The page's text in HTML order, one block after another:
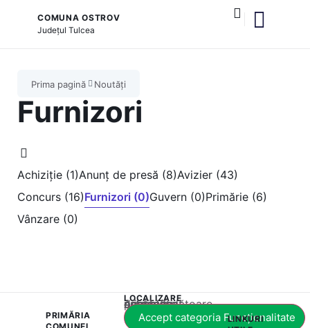
COMUNA OSTROV
JudețulTulcea
Prima pagină Noutăți
Furnizori
Achiziție (1)Anunț de presă (8)Avizier (43)
Concurs (16)Furnizori (0)Guvern (0)Primărie (6)
Vânzare (0)
PRIMĂRIA
LOCALIZARE
Acest conținut este blocat până când acceptați categoria corespunzătoare de cookie-uri.
Accept categoria Funcționalitate
LINKURI